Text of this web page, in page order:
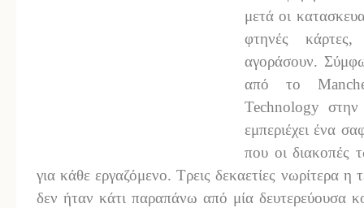
μετά οι
φτηνές
αγοράσουν.
από το
Technology στην
εμπεριέχει ένα
που οι διακοπές
για κάθε εργαζόμενο. Τρεις δεκαετίες νωρίτερα η
δεν ήταν κάτι παραπάνω από μία δευτερεύουσα